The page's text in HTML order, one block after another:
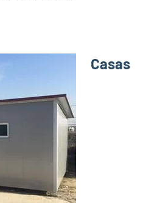
Casas